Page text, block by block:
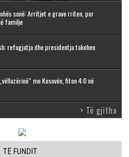
sonë: Arritjet e grave rriten, por
familje
refugjatja dhe presidentja takohen
me Kosovën, fiton 4:0 në
> Të gjitha
TË FUNDIT